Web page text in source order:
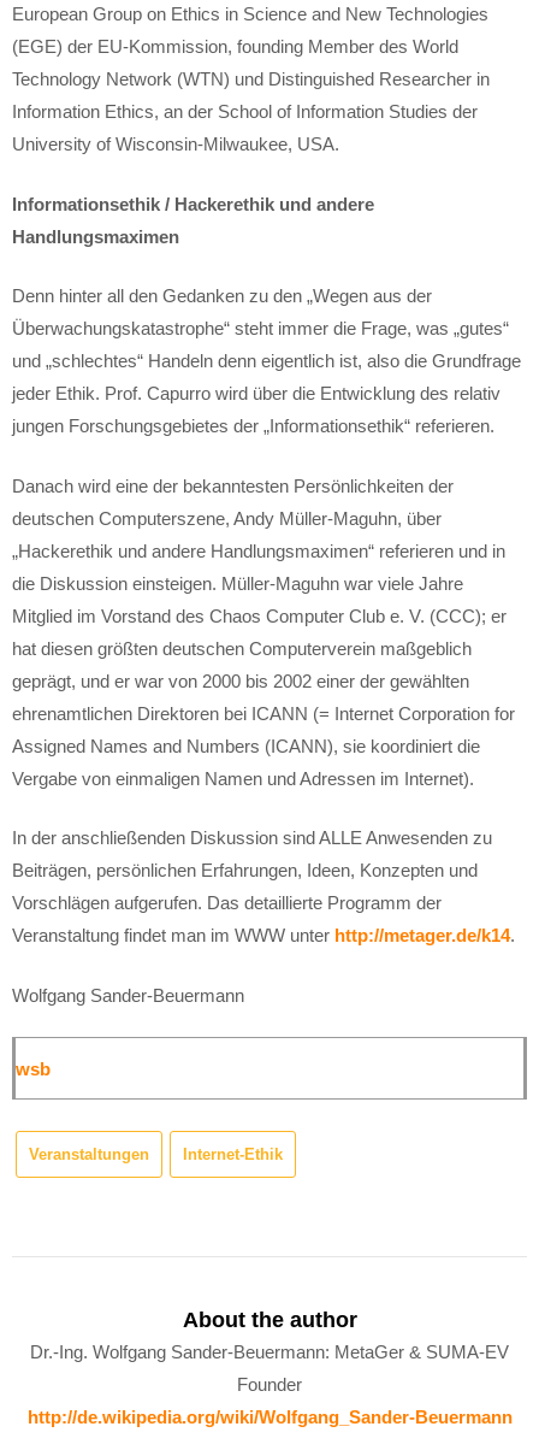
European Group on Ethics in Science and New Technologies
(EGE) der EU-Kommission, founding Member des World
Technology Network (WTN) und Distinguished Researcher in
Information Ethics, an der School of Information Studies der
University of Wisconsin-Milwaukee, USA.
Informationsethik / Hackerethik und andere
Handlungsmaximen
Denn hinter all den Gedanken zu den „Wegen aus der
Überwachungskatastrophe“ steht immer die Frage, was „gutes“
und „schlechtes“ Handeln denn eigentlich ist, also die Grundfrage
jeder Ethik. Prof. Capurro wird über die Entwicklung des relativ
jungen Forschungsgebietes der „Informationsethik“ referieren.
Danach wird eine der bekanntesten Persönlichkeiten der
deutschen Computerszene, Andy Müller-Maguhn, über
„Hackerethik und andere Handlungsmaximen“ referieren und in
die Diskussion einsteigen. Müller-Maguhn war viele Jahre
Mitglied im Vorstand des Chaos Computer Club e. V. (CCC); er
hat diesen größten deutschen Computerverein maßgeblich
geprägt, und er war von 2000 bis 2002 einer der gewählten
ehrenamtlichen Direktoren bei ICANN (= Internet Corporation for
Assigned Names and Numbers (ICANN), sie koordiniert die
Vergabe von einmaligen Namen und Adressen im Internet).
In der anschließenden Diskussion sind ALLE Anwesenden zu
Beiträgen, persönlichen Erfahrungen, Ideen, Konzepten und
Vorschlägen aufgerufen. Das detaillierte Programm der
Veranstaltung findet man im WWW unter http://metager.de/k14.
Wolfgang Sander-Beuermann
wsb
Veranstaltungen Internet-Ethik
About the author
Dr.-Ing. Wolfgang Sander-Beuermann: MetaGer & SUMA-EV
Founder
http://de.wikipedia.org/wiki/Wolfgang_Sander-Beuermann